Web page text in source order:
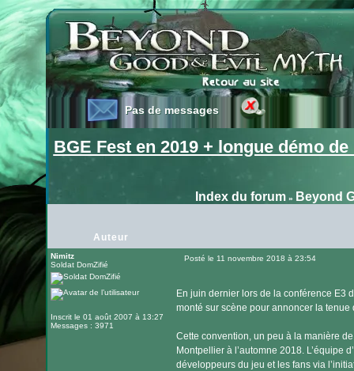
Pas de messages
Pas de messages
BGE Fest en 2019 + longue démo
Index du forum» Beyond
Auteur
Nimitz
Soldat DomZifié
Inscrit le 01 août 2007 à 13:27
Messages : 3971
Posté le 11 novembre 2018 à 23:54
En juin dernier lors de la conférence E3
monté sur scène pour annoncer la
Cette convention, un peu à la manière
Montpellier à l’automne 2018. L’équipe
développeurs du jeu et les fans via